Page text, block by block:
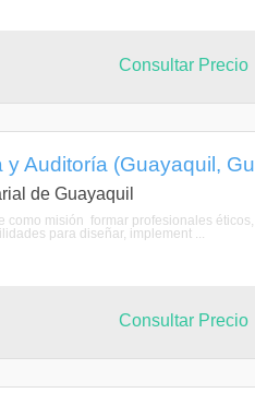
Consultar Precio
Auditoría (Guayaquil,
de Guayaquil
como misión formar profesionales
para diseñar, implement ...
Consultar Precio